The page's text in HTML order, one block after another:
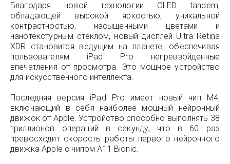
Благодаря новой технологии OLED tandem,
обладающей высокой яркостью, уникальной
контрастностью, насыщенными цветами и
нанотекстурным стеклом, новый дисплей Ultra Retina
XDR становится ведущим на планете, обеспечивая
пользователям iPad Pro непревзойденные
впечатления от просмотра. Это мощное устройство
для искусственного интеллекта.
Последняя версия iPad Pro имеет новый чип M4,
включающий в себя наиболее мощный нейронный
движок от Apple. Устройство способно выполнять 38
триллионов операций в секунду, что в 60 раз
превосходит скорость работы первого нейронного
движка Apple с чипом A11 Bionic.